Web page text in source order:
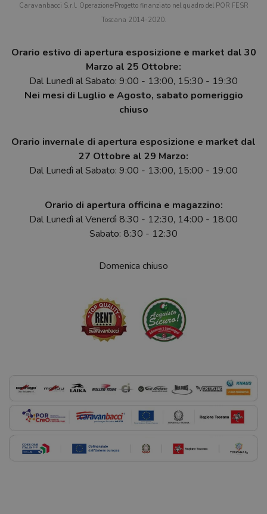
Caravanbacci S.r.l. Operazione/Progetto finanziato nel quadro del POR FESR
Toscana 2014-2020.
Orario estivo di apertura esposizione e market dal 30
Marzo al 25 Ottobre:
Dal Lunedì al Sabato: 9:00 - 13:00, 15:30 - 19:30
Nei mesi di Luglio e Agosto, sabato pomeriggio
chiuso
Orario invernale di apertura esposizione e market dal
27 Ottobre al 29 Marzo:
Dal Lunedì al Sabato: 9:00 - 13:00, 15:00 - 19:00
Orario di apertura officina e magazzino:
Dal Lunedì al Venerdì 8:30 - 12:30, 14:00 - 18:00
Sabato: 8:30 - 12:30
Domenica chiuso